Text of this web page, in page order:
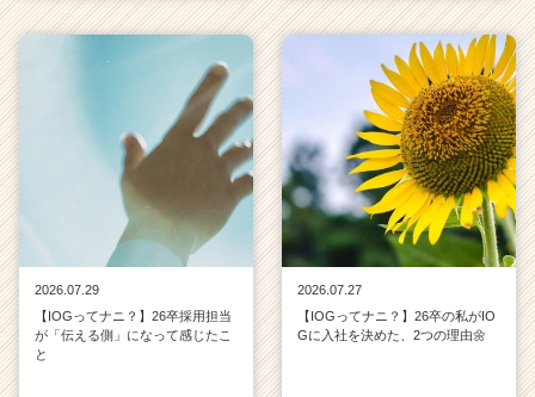
2026.07.29
【IOGってナニ？】26卒採用担当
が「伝える側」になって感じたこ
と
2026.07.27
【IOGってナニ？】26卒の私がIO
Gに入社を決めた、2つの理由🌼